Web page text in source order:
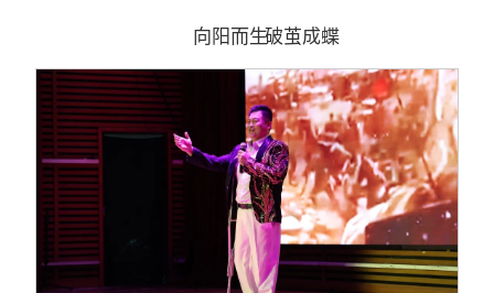
向阳而生 破茧成蝶